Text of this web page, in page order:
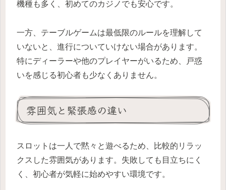
機種も多く、初めてのカジノでも安心です。
一方、テーブルゲームは最低限のルールを理解して
いないと、進行についていけない場合があります。
特にディーラーや他のプレイヤーがいるため、戸惑
いを感じる初心者も少なくありません。
雰囲気と緊張感の違い
スロットは一人で黙々と遊べるため、比較的リラッ
クスした雰囲気があります。失敗しても目立ちにく
く、初心者が気軽に始めやすい環境です。